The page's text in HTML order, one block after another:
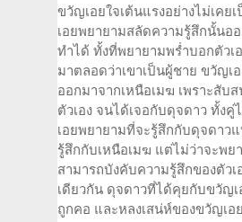
ขวัญเอยใจเต้นแรงอย่างไม่เคย
เอยพยายามสลัดความรู้สึกนั้นอ
ทำได้ ทั้งที่พยายามพร่ำบอกตัวเ
มาตลอดว่าเขาเป็นผู้ชาย ขวัญเ
ออกมาจากเหนือเมฆ เพราะสับ
ตัวเอง จนได้เจอกับดุจดาว ทั้ง
เอยพยายามที่จะรู้สึกกับดุจดาว
รู้สึกกับเหนือเมฆ แต่ไม่ว่าจะพย
สามารถบังคับความรู้สึกของตัว
เดียวกัน ดุจดาวที่ได้คุยกับขวัญเ
ถูกคอ และหลงเสน่ห์ของขวัญเอ